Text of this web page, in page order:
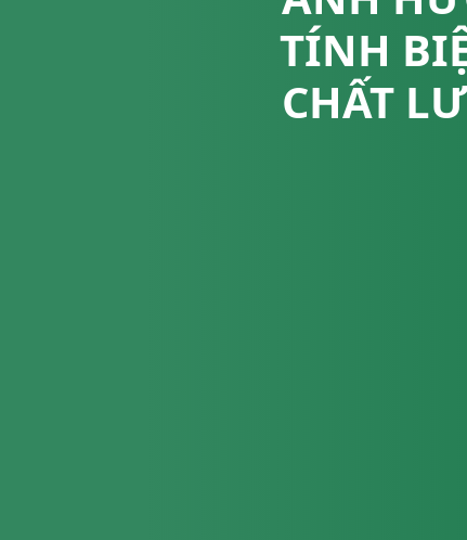
TÍNH
CHẤT